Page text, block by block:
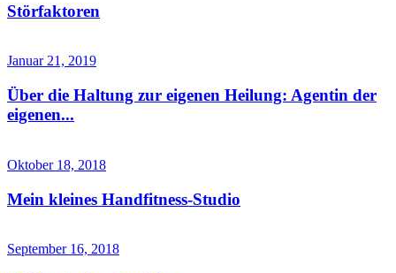
Störfaktoren
Januar 21, 2019
Über die Haltung zur eigenen Heilung: Agentin der
eigenen...
Oktober 18, 2018
Mein kleines Handfitness-Studio
September 16, 2018